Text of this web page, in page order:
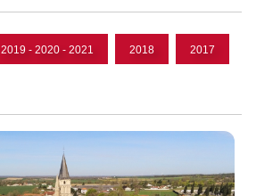
2019 - 2020 - 2021 2018 2017